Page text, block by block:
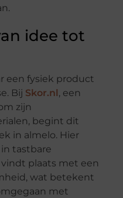
idee tot
een fysiek product
Bij Skor.nl, een
zijn
begint dit
in almelo. Hier
tastbare
plaats met een
wat betekent
met